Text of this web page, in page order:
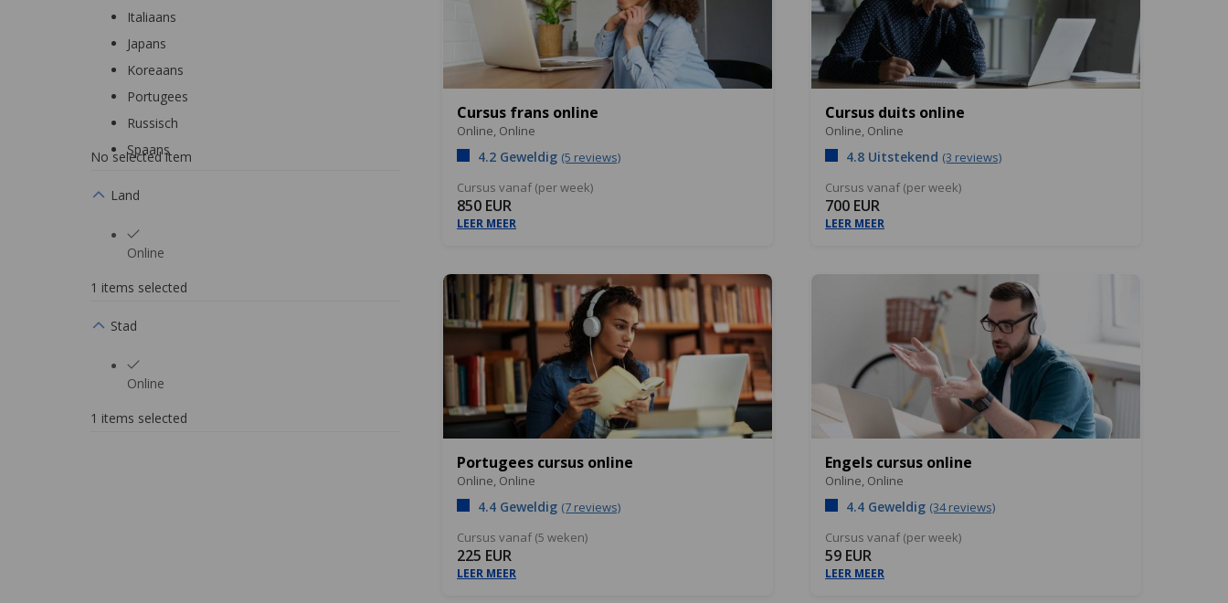
Italiaans
Japans
Koreaans
Portugees
Russisch
Spaans
No selected item
Land
Online
1 items selected
Stad
Online
1 items selected
Cursus frans online
Online, Online
4.2 Geweldig (5 reviews)
Cursus vanaf (per week)
850 EUR
LEER MEER
Cursus duits online
Online, Online
4.8 Uitstekend (3 reviews)
Cursus vanaf (per week)
700 EUR
LEER MEER
Portugees cursus online
Online, Online
4.4 Geweldig (7 reviews)
Cursus vanaf (5 weken)
225 EUR
LEER MEER
Engels cursus online
Online, Online
4.4 Geweldig (34 reviews)
Cursus vanaf (per week)
59 EUR
LEER MEER